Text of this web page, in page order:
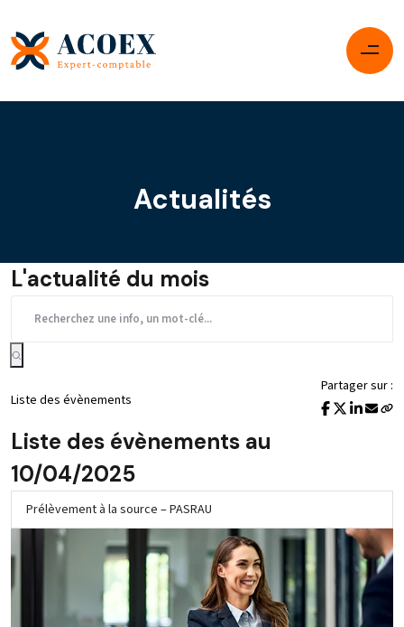
Actualités
L'actualité du mois
Liste des évènements
Partager sur :
Liste des évènements au
10/04/2025
Prélèvement à la source – PASRAU